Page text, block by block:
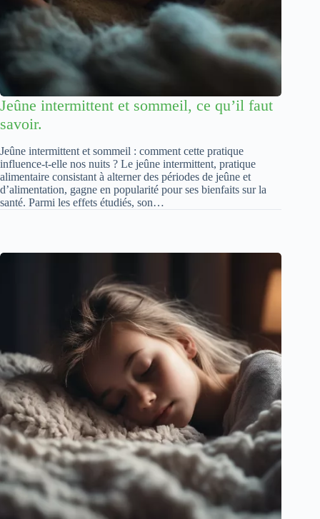
Jeûne intermittent et sommeil, ce qu’il faut
savoir.
Jeûne intermittent et sommeil : comment cette pratique
influence-t-elle nos nuits ? Le jeûne intermittent, pratique
alimentaire consistant à alterner des périodes de jeûne et
d’alimentation, gagne en popularité pour ses bienfaits sur la
santé. Parmi les effets étudiés, son…